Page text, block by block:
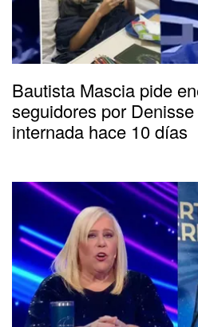
Bautista Mascia pide
seguidores por
internada hace 10 días